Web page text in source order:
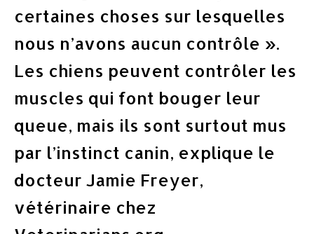
certaines choses sur lesquelles
nous n’avons aucun contrôle ».
Les chiens peuvent contrôler les
muscles qui font bouger leur
queue, mais ils sont surtout mus
par l’instinct canin, explique le
docteur Jamie Freyer,
vétérinaire chez